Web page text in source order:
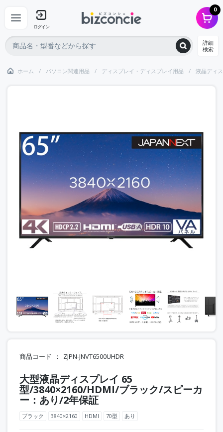
ログイン
0
詳細
検索
ホーム パソコン関連用品 ディスプレイ・ディスプレイ用品 液晶ディ
商品コード ZJPN-JNVT6500UHDR
大型液晶ディスプレイ 65
型/3840×2160/HDMI/ブラック/スピーカ
ー：あり/2年保証
ブラック 3840×2160 HDMI 70型 あり